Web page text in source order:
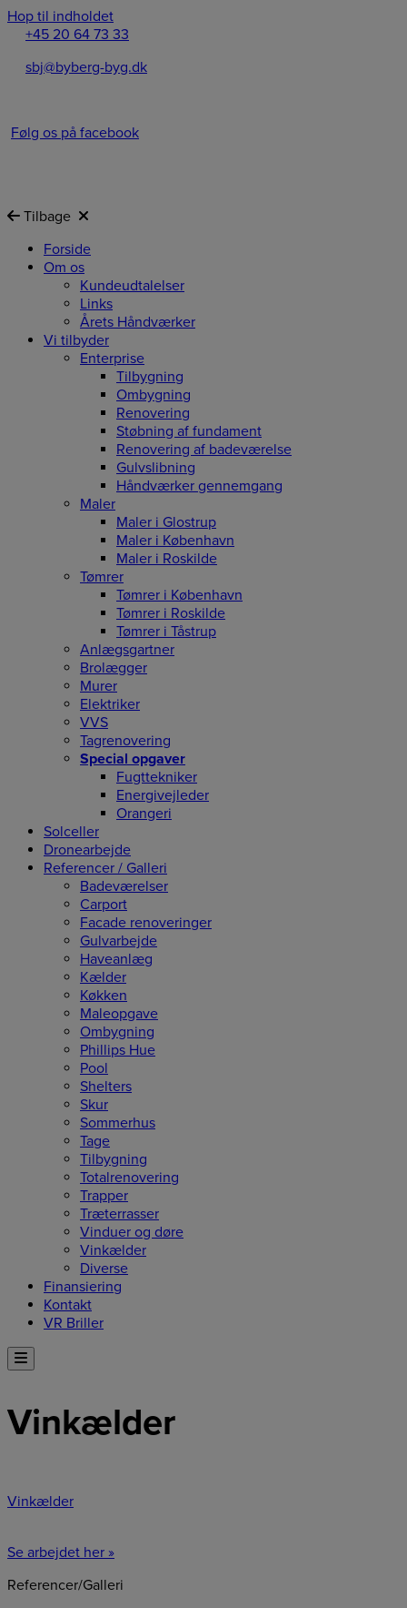
Hop til indholdet
+45 20 64 73 33
sbj@byberg-byg.dk
Følg os på facebook
Tilbage
Forside
Om os
Kundeudtalelser
Links
Årets Håndværker
Vi tilbyder
Enterprise
Tilbygning
Ombygning
Renovering
Støbning af fundament
Renovering af badeværelse
Gulvslibning
Håndværker gennemgang
Maler
Maler i Glostrup
Maler i København
Maler i Roskilde
Tømrer
Tømrer i København
Tømrer i Roskilde
Tømrer i Tåstrup
Anlægsgartner
Brolægger
Murer
Elektriker
VVS
Tagrenovering
Special opgaver
Fugttekniker
Energivejleder
Orangeri
Solceller
Dronearbejde
Referencer / Galleri
Badeværelser
Carport
Facade renoveringer
Gulvarbejde
Haveanlæg
Kælder
Køkken
Maleopgave
Ombygning
Phillips Hue
Pool
Shelters
Skur
Sommerhus
Tage
Tilbygning
Totalrenovering
Trapper
Træterrasser
Vinduer og døre
Vinkælder
Diverse
Finansiering
Kontakt
VR Briller
Vinkælder
Vinkælder
Se arbejdet her »
Referencer/Galleri